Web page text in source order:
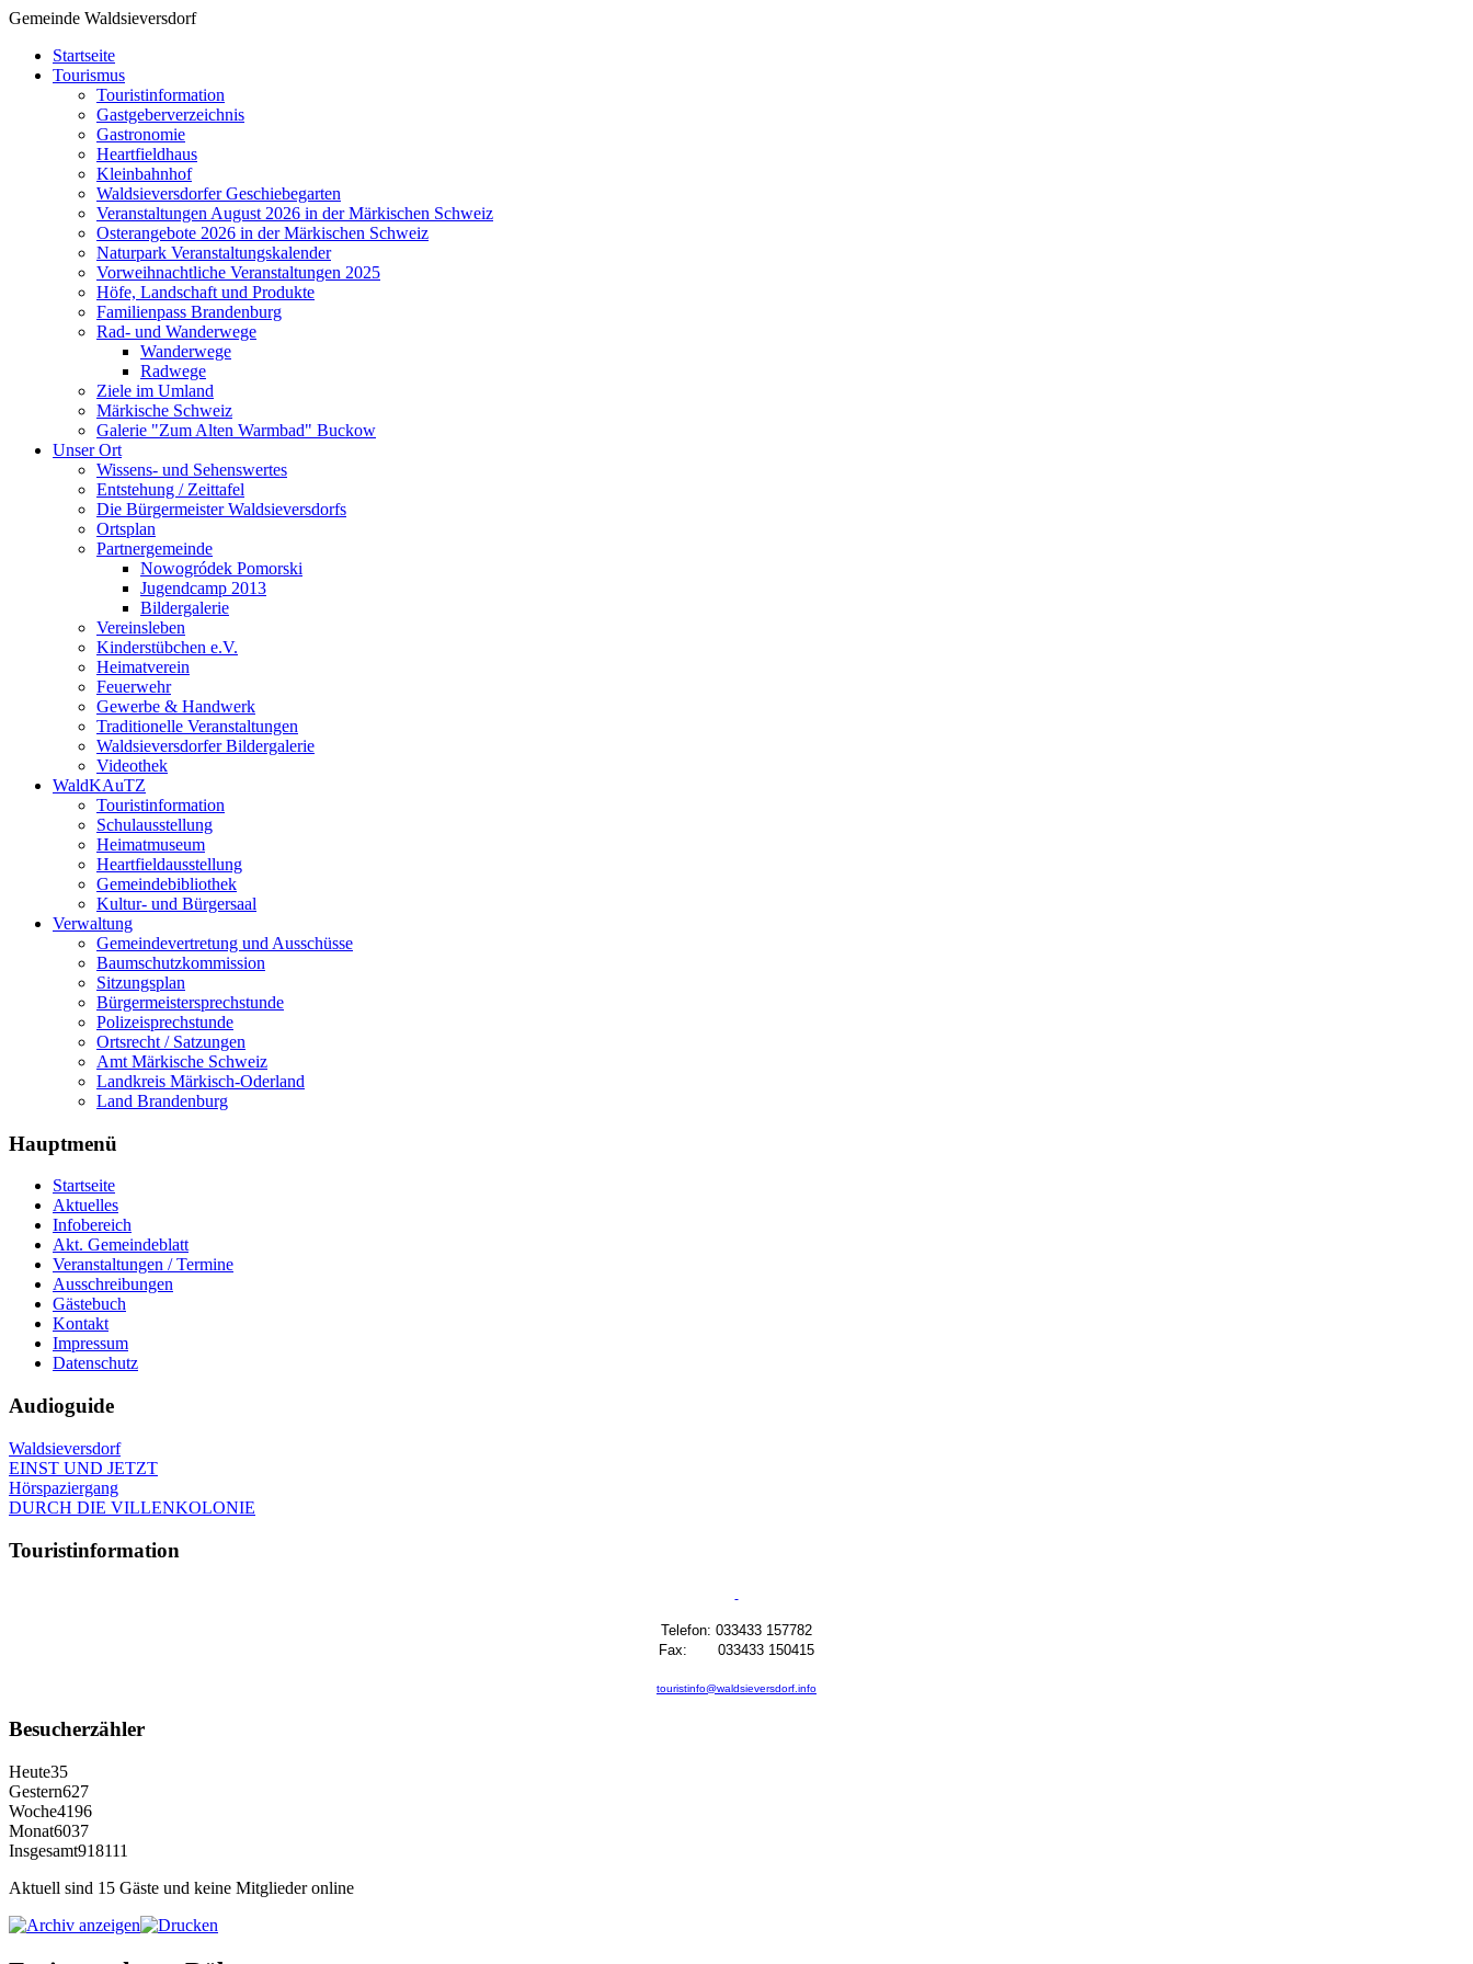
Gemeinde Waldsieversdorf
Startseite
Tourismus
Touristinformation
Gastgeberverzeichnis
Gastronomie
Heartfieldhaus
Kleinbahnhof
Waldsieversdorfer Geschiebegarten
Veranstaltungen August 2026 in der Märkischen Schweiz
Osterangebote 2026 in der Märkischen Schweiz
Naturpark Veranstaltungskalender
Vorweihnachtliche Veranstaltungen 2025
Höfe, Landschaft und Produkte
Familienpass Brandenburg
Rad- und Wanderwege
Wanderwege
Radwege
Ziele im Umland
Märkische Schweiz
Galerie "Zum Alten Warmbad" Buckow
Unser Ort
Wissens- und Sehenswertes
Entstehung / Zeittafel
Die Bürgermeister Waldsieversdorfs
Ortsplan
Partnergemeinde
Nowogródek Pomorski
Jugendcamp 2013
Bildergalerie
Vereinsleben
Kinderstübchen e.V.
Heimatverein
Feuerwehr
Gewerbe & Handwerk
Traditionelle Veranstaltungen
Waldsieversdorfer Bildergalerie
Videothek
WaldKAuTZ
Touristinformation
Schulausstellung
Heimatmuseum
Heartfieldausstellung
Gemeindebibliothek
Kultur- und Bürgersaal
Verwaltung
Gemeindevertretung und Ausschüsse
Baumschutzkommission
Sitzungsplan
Bürgermeistersprechstunde
Polizeisprechstunde
Ortsrecht / Satzungen
Amt Märkische Schweiz
Landkreis Märkisch-Oderland
Land Brandenburg
Hauptmenü
Startseite
Aktuelles
Infobereich
Akt. Gemeindeblatt
Veranstaltungen / Termine
Ausschreibungen
Gästebuch
Kontakt
Impressum
Datenschutz
Audioguide
Waldsieversdorf
EINST UND JETZT
Hörspaziergang
DURCH DIE VILLENKOLONIE
Touristinformation
Telefon: 033433 157782
Fax: 033433 150415
touristinfo@waldsieversdorf.info
Besucherzähler
Heute35
Gestern627
Woche4196
Monat6037
Insgesamt918111
Aktuell sind 15 Gäste und keine Mitglieder online